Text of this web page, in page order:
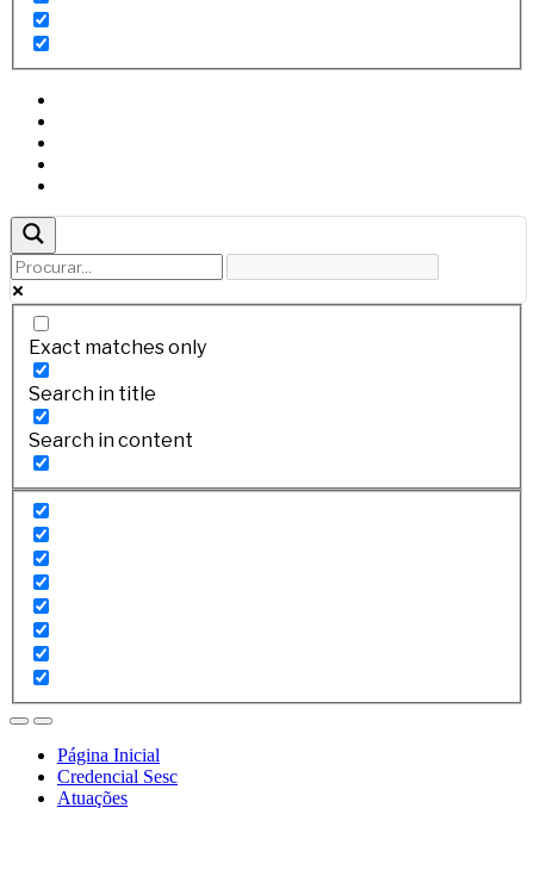
Exact matches only
Search in title
Search in content
Página Inicial
Credencial Sesc
Atuações